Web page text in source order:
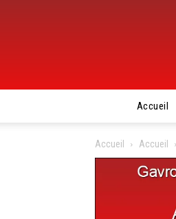
Accueil
Accueil Accueil